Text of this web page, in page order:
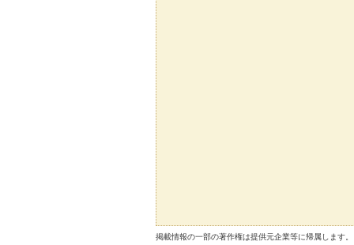
掲載情報の一部の著作権は提供元企業等に帰属します。